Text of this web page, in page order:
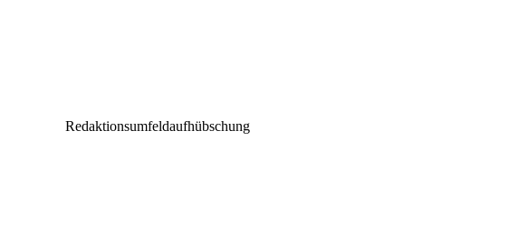
Redaktionsumfeldaufhübschung